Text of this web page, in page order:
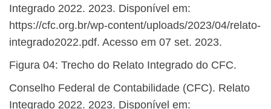
Integrado 2022. 2023. Disponível em:
https://cfc.org.br/wp-content/uploads/2023/04/relato-
integrado2022.pdf. Acesso em 07 set. 2023.
Figura 04: Trecho do Relato Integrado do CFC.
Conselho Federal de Contabilidade (CFC). Relato
Integrado 2022. 2023. Disponível em: